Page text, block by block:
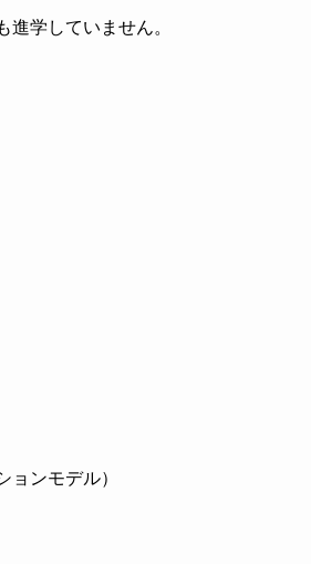
進学していません。
ョンモデル）